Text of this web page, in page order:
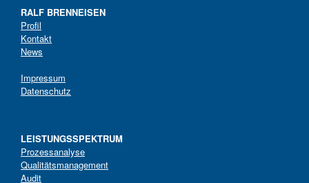
RALF BRENNEISEN
Profil
Kontakt
News
Impressum
Datenschutz
LEISTUNGSSPEKTRUM
Prozessanalyse
Qualitätsmanagement
Audit